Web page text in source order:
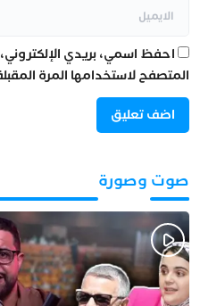
احفظ اسمي، بريدي
المتصفح لاستخدامها المرة
صوت وصورة